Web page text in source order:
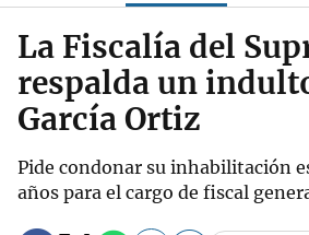
La Fiscalía del
respalda un
García Ortiz
Pide condonar su inhabilitación
años para el cargo de fiscal